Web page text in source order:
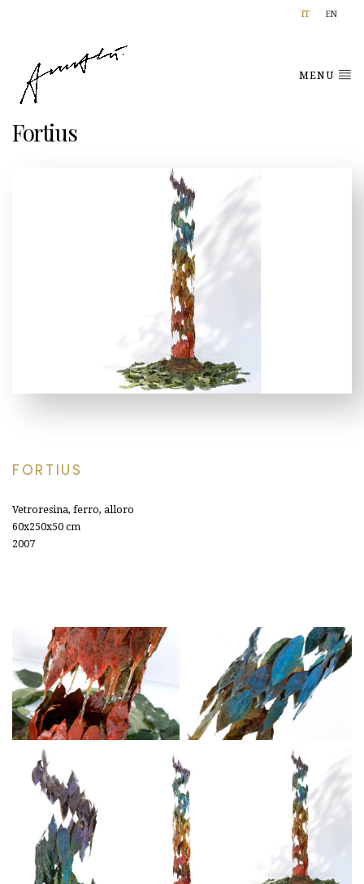
IT EN
MENU
Fortius
FORTIUS
Vetroresina, ferro, alloro
60x250x50 cm
2007